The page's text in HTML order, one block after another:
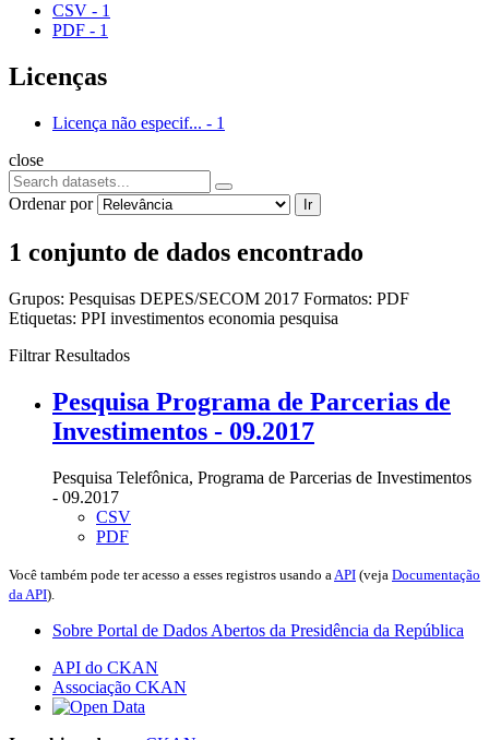
CSV - 1
PDF - 1
Licenças
Licença não especif... - 1
close
Ordenar por Ir
1 conjunto de dados encontrado
Grupos: Pesquisas DEPES/SECOM 2017 Formatos: PDF
Etiquetas: PPI investimentos economia pesquisa
Filtrar Resultados
Pesquisa Programa de Parcerias de
Investimentos - 09.2017
Pesquisa Telefônica, Programa de Parcerias de Investimentos
- 09.2017
CSV
PDF
Você também pode ter acesso a esses registros usando a API (veja Documentação
da API).
Sobre Portal de Dados Abertos da Presidência da República
API do CKAN
Associação CKAN